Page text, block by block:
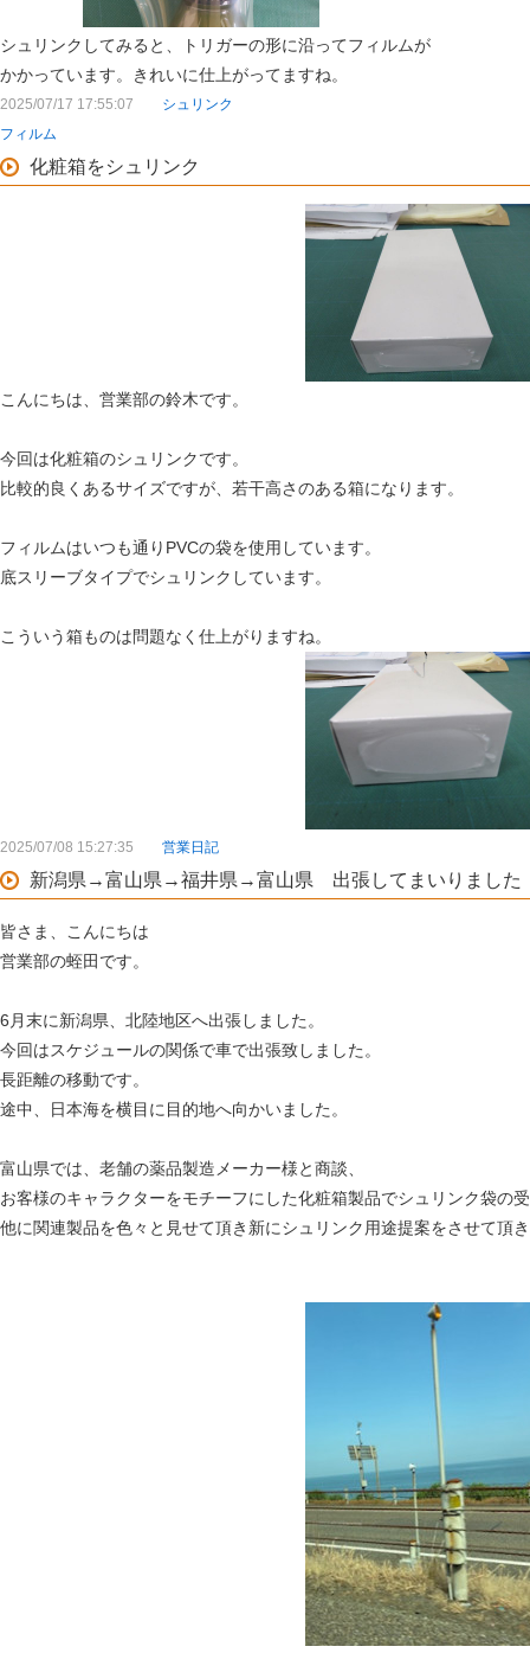
シュリンクしてみると、トリガーの形に沿ってフィルムが
かかっています。きれいに仕上がってますね。
2025/07/17 17:55:07 シュリンク
フィルム
化粧箱をシュリンク
こんにちは、営業部の鈴木です。
今回は化粧箱のシュリンクです。
比較的良くあるサイズですが、若干高さのある箱になります。
フィルムはいつも通りPVCの袋を使用しています。
底スリーブタイプでシュリンクしています。
こういう箱ものは問題なく仕上がりますね。
2025/07/08 15:27:35 営業日記
新潟県→富山県→福井県→富山県 出張してまいりました
皆さま、こんにちは
営業部の蛭田です。
6月末に新潟県、北陸地区へ出張しました。
今回はスケジュールの関係で車で出張致しました。
長距離の移動です。
途中、日本海を横目に目的地へ向かいました。
富山県では、老舗の薬品製造メーカー様と商談、
お客様のキャラクターをモチーフにした化粧箱製品でシュリンク袋の
他に関連製品を色々と見せて頂き新にシュリンク用途提案をさせて頂